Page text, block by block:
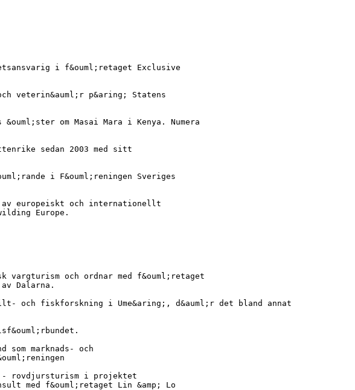
i f&ouml;retaget Exclusive
veterin&auml;r p&aring; Statens
om Masai Mara i Kenya. Numera
sedan 2003 med sitt
i F&ouml;reningen Sveriges
av europeiskt och internationellt
Europe.
vargturism och ordnar med f&ouml;retaget
Dalarna.
och fiskforskning i Ume&aring;, d&auml;r det bland annat
som marknads- och
- rovdjursturism i projektet
med f&ouml;retaget Lin &amp; Lo